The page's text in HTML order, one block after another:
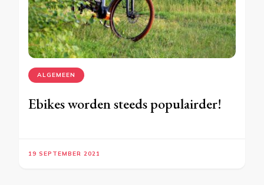
ALGEMEEN
Ebikes worden steeds populairder!
19 SEPTEMBER 2021